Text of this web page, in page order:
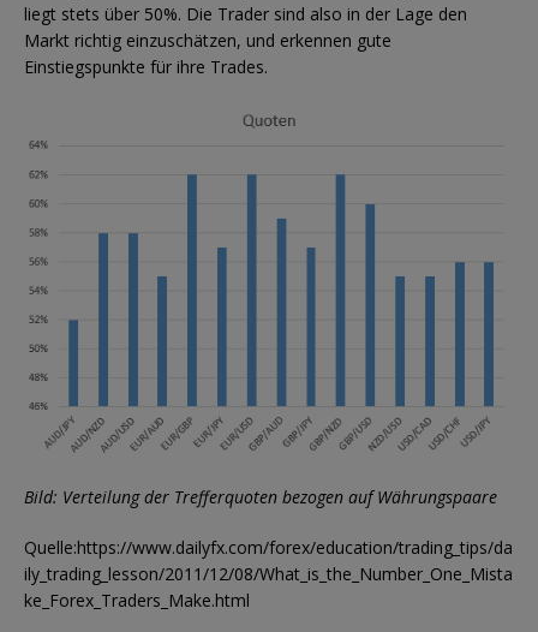
liegt stets über 50%. Die Trader sind also in der Lage den
Markt richtig einzuschätzen, und erkennen gute
Einstiegspunkte für ihre Trades.
Bild: Verteilung der Trefferquoten bezogen auf Währungspaare
Quelle:https://www.dailyfx.com/forex/education/trading_tips/da
ily_trading_lesson/2011/12/08/What_is_the_Number_One_Mista
ke_Forex_Traders_Make.html